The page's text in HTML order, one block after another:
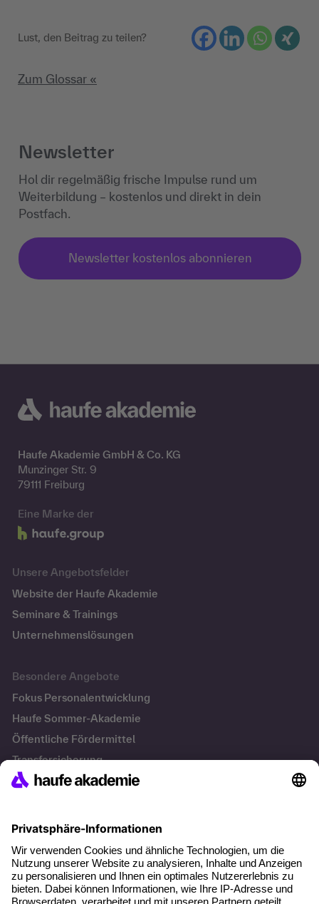
Lust, den Beitrag zu teilen?
Zum Glossar «
Newsletter
Hol dir regelmäßig frische Impulse rund um
Weiterbildung – kostenlos und direkt in dein
Postfach.
Newsletter kostenlos abonnieren
Haufe Akademie GmbH & Co. KG
Munzinger Str. 9
79111 Freiburg
Eine Marke der
Unsere Angebotsfelder
Website der Haufe Akademie
Seminare & Trainings
Unternehmenslösungen
Besondere Angebote
Fokus Personalentwicklung
Haufe Sommer-Akademie
Öffentliche Fördermittel
Transfersicherung
Führung im KI-Zeitalter: Wie Human-AI-Leadership Teams
stark macht
Operatives Personalmanagement: Aufgaben, Prozesse
und Grundlagen im Überblick